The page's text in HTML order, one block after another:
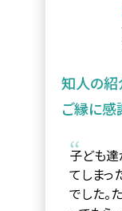
W3AWn
知人の紹
ご縁に感
子ども達
てしまっ
でした。